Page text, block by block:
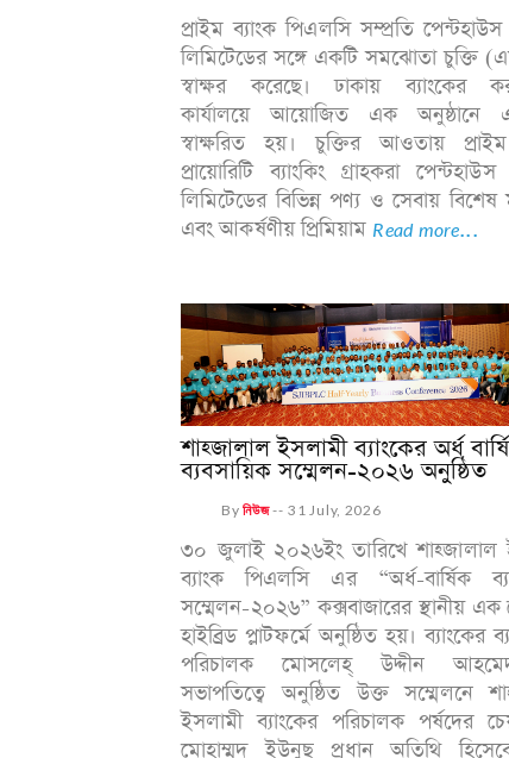
প্রাইম ব্যাংক পিএলসি সম্প্রতি
লিমিটেডের সঙ্গে একটি সমঝোতা চুক্তি
স্বাক্ষর করেছে। ঢাকায় ব্যাংকের
কার্যালয়ে আয়োজিত এক অনুষ্ঠানে
স্বাক্ষরিত হয়। চুক্তির আওতায়
প্রায়োরিটি ব্যাংকিং গ্রাহকরা
লিমিটেডের বিভিন্ন পণ্য ও সেবায় বিশেষ
এবং আকর্ষণীয় প্রিমিয়াম Read more...
শাহ্জালাল ইসলামী ব্যাংকের অর্ধ
ব্যবসায়িক সম্মেলন-২০২৬ অনুষ্ঠিত
Byনিউজ-- 31 July, 2026
৩০ জুলাই ২০২৬ইং তারিখে শাহ্জালাল
ব্যাংক পিএলসি এর “অর্ধ-বার্ষিক
সম্মেলন-২০২৬” কক্সবাজারের স্থানীয় এক
হাইব্রিড প্লাটফর্মে অনুষ্ঠিত হয়। ব্যাংকের
পরিচালক মোসলেহ্ উদ্দীন
সভাপতিত্বে অনুষ্ঠিত উক্ত সম্মেলনে
ইসলামী ব্যাংকের পরিচালক পর্ষদের
মোহাম্মদ ইউনুছ প্রধান অতিথি